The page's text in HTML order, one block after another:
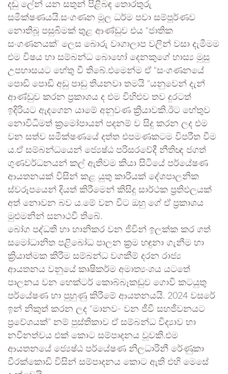
දඬු ලේන් යන සතුන් පිළිබඳ තොරතුරු
සමීක්ෂණයයි.සංගණන මූල ධර්ම පවා සම්පූර්ණව
නොතිබූ පසුබිමක් තුළ ආණ්ඩුව එය “ජාතික
සංගණනයක්’ ලෙස බොරු වාගාලාප වලින් වසා දැමීමම
එම විෂය හා සම්බන්ධ බොහෝ දෙනකුගේ හාස්‍ය මුසු
උපහාසයට හේතු වී තිබේ.එමෙන්ම ඒ “සංගණනයේ
පොඩි පොඩි අඩු පාඩු තියනවා තමයි “යනුවෙන් දැන්
ආණ්ඩුව කරන ප්‍රකාශය ද එම විහිළුව තව දුරටත්
ඉදිරියට ඇදගෙන යාමේ අනුවණ ක්‍රියාවකි.ඊට හේතුව
නොවිධිමත් ක්‍රමෝපායන් පදනම් ව සිදු කරන ලද එම
වන සත්ව සමීක්ෂණයේ දත්ත එපමණකටම විපරීත වීම
ය.ඒ සම්බන්ධයෙන් ජ්‍යෙෂ්ඨ පරිසරවේදී නීතිඥ ජගත්
ගුණවර්ධනයන් කල් ඇතිවම කියා සිටියේ පර්යේෂණ
ආයතනයක් විසින් කළ යුතු කාරියක් දේශපාලනික
ස්වරූපයෙන් දියත් කිරීමෙන් කිසිදු සාර්ථක ප්‍රතිඵලයක්
අත් නොවන බව ය.මේ වන විට ඔහු ගේ ඒ ප්‍රකාශය
මුළුමනින් සනාථවී තිබේ.
බෝග පද්ධති හා හානිකර වන ජිවින් ඉලක්ක කර ගත්
සමෝධානිත පළිබෝධ පාලන ක්‍රම හඳුනා ගැනීම හා
ක්‍රියාත්මක කිරීම සම්බන්ධ වගකීම් දරන රාජ්‍ය
ආයතනය වනුයේ කෘෂිකර්ම අමාත්‍යංශය යටතේ
පාලනය වන හෙක්ටර් කොබ්බෑකඩුව ගොවි කටයුතු
පර්යේෂණ හා පුහුණු කිරීමේ ආයතනයයි. 2024 වසරේ
ඉන් නිකුත් කරන ලද “මානව- වන ජීවී සහජීවනයට
ප්‍රවේශයක්” නම් පුස්තිකාව ඒ සම්බන්ධ විද්‍යාව හා
නවීනත්වය එක් කොට සම්පාදනය වූවකි.එම
ආයතනයේ ජ්‍යෙෂ්ඨ පර්යේෂණ නිලධාරිනී රේණුකා
වීරක්කොඩි විසින් සම්පාදනය කොට ඇති එහි මෙසේ